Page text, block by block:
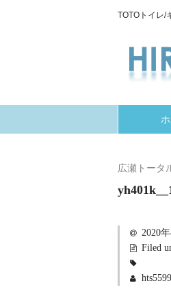
TOTOトイレ/
広瀬トータ
2020
Filed
hts5599